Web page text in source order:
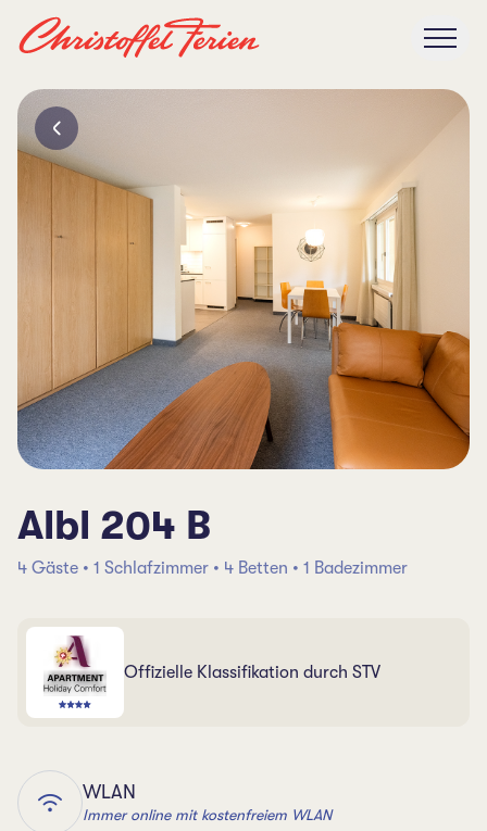
Albl 204 B
4 Gäste • 1 Schlafzimmer • 4 Betten • 1 Badezimmer
Offizielle Klassifikation durch STV
WLAN
Immer online mit kostenfreiem WLAN